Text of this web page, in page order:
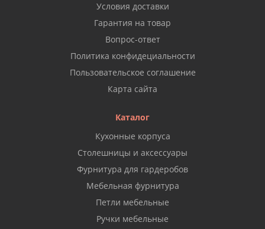
Условия доставки
Гарантия на товар
Вопрос-ответ
Политика конфидециальности
Пользовательское соглашение
Карта сайта
Каталог
Кухонные корпуса
Столешницы и аксессуары
Фурнитура для гардеробов
Мебельная фурнитура
Петли мебельные
Ручки мебельные